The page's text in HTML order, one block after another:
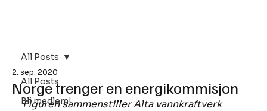
All Posts
Bli medlem!
All Posts
Norge trenger en energikommisjon
2. sep. 2020
Figuren sammenstiller Alta vannkraftverk